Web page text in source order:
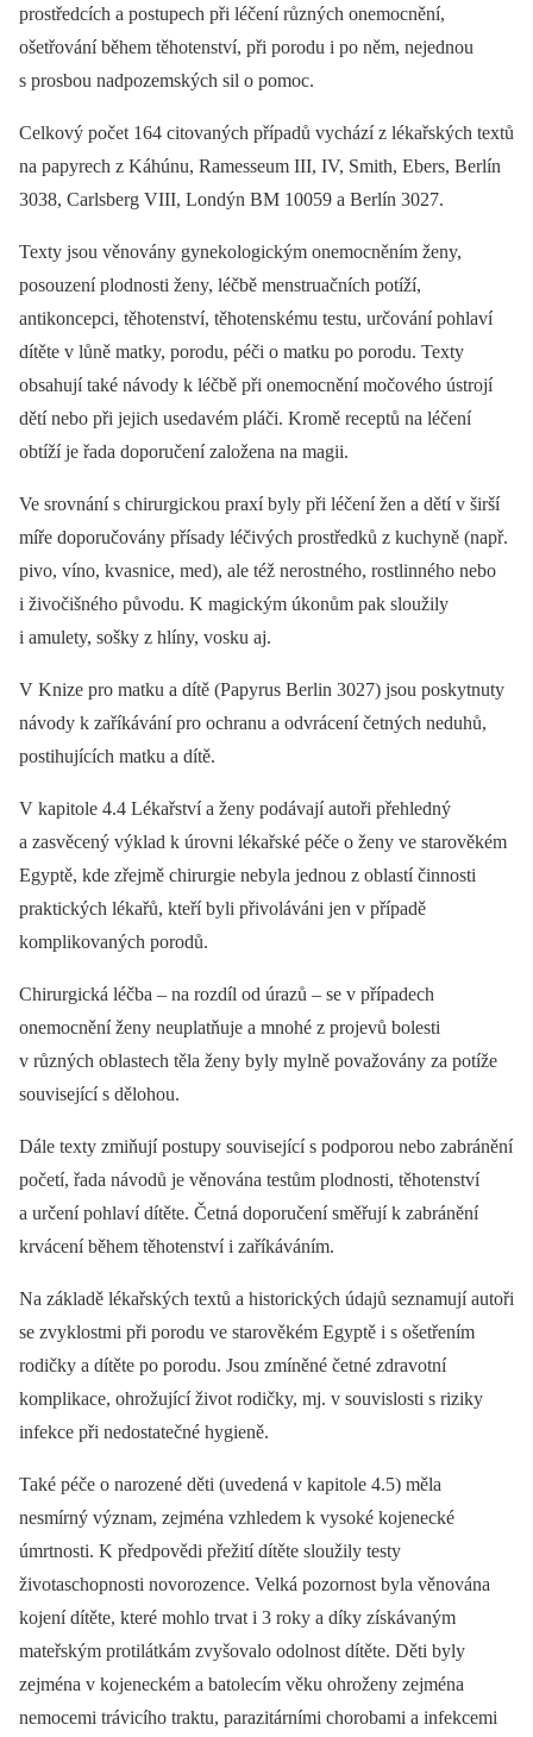
prostředcích a postupech při léčení různých onemocnění,
ošetřování během těhotenství, při porodu i po něm, nejednou
s prosbou nadpozemských sil o pomoc.
Celkový počet 164 citovaných případů vychází z lékařských textů
na papyrech z Káhúnu, Ramesseum III, IV, Smith, Ebers, Berlín
3038, Carlsberg VIII, Londýn BM 10059 a Berlín 3027.
Texty jsou věnovány gynekologickým onemocněním ženy,
posouzení plodnosti ženy, léčbě menstruačních potíží,
antikoncepci, těhotenství, těhotenskému testu, určování pohlaví
dítěte v lůně matky, porodu, péči o matku po porodu. Texty
obsahují také návody k léčbě při onemocnění močového ústrojí
dětí nebo při jejich usedavém pláči. Kromě receptů na léčení
obtíží je řada doporučení založena na magii.
Ve srovnání s chirurgickou praxí byly při léčení žen a dětí v širší
míře doporučovány přísady léčivých prostředků z kuchyně (např.
pivo, víno, kvasnice, med), ale též nerostného, rostlinného nebo
i živočišného původu. K magickým úkonům pak sloužily
i amulety, sošky z hlíny, vosku aj.
V Knize pro matku a dítě (Papyrus Berlin 3027) jsou poskytnuty
návody k zaříkávání pro ochranu a odvrácení četných neduhů,
postihujících matku a dítě.
V kapitole 4.4 Lékařství a ženy podávají autoři přehledný
a zasvěcený výklad k úrovni lékařské péče o ženy ve starověkém
Egyptě, kde zřejmě chirurgie nebyla jednou z oblastí činnosti
praktických lékařů, kteří byli přivoláváni jen v případě
komplikovaných porodů.
Chirurgická léčba –⁠ na rozdíl od úrazů –⁠ se v případech
onemocnění ženy neuplatňuje a mnohé z projevů bolesti
v různých oblastech těla ženy byly mylně považovány za potíže
související s dělohou.
Dále texty zmiňují postupy související s podporou nebo zabránění
početí, řada návodů je věnována testům plodnosti, těhotenství
a určení pohlaví dítěte. Četná doporučení směřují k zabránění
krvácení během těhotenství i zaříkáváním.
Na základě lékařských textů a historických údajů seznamují autoři
se zvyklostmi při porodu ve starověkém Egyptě i s ošetřením
rodičky a dítěte po porodu. Jsou zmíněné četné zdravotní
komplikace, ohrožující život rodičky, mj. v souvislosti s riziky
infekce při nedostatečné hygieně.
Také péče o narozené děti (uvedená v kapitole 4.5) měla
nesmírný význam, zejména vzhledem k vysoké kojenecké
úmrtnosti. K předpovědi přežití dítěte sloužily testy
životaschopnosti novorozence. Velká pozornost byla věnována
kojení dítěte, které mohlo trvat i 3 roky a díky získávaným
mateřským protilátkám zvyšovalo odolnost dítěte. Děti byly
zejména v kojeneckém a batolecím věku ohroženy zejména
nemocemi trávicího traktu, parazitárními chorobami a infekcemi